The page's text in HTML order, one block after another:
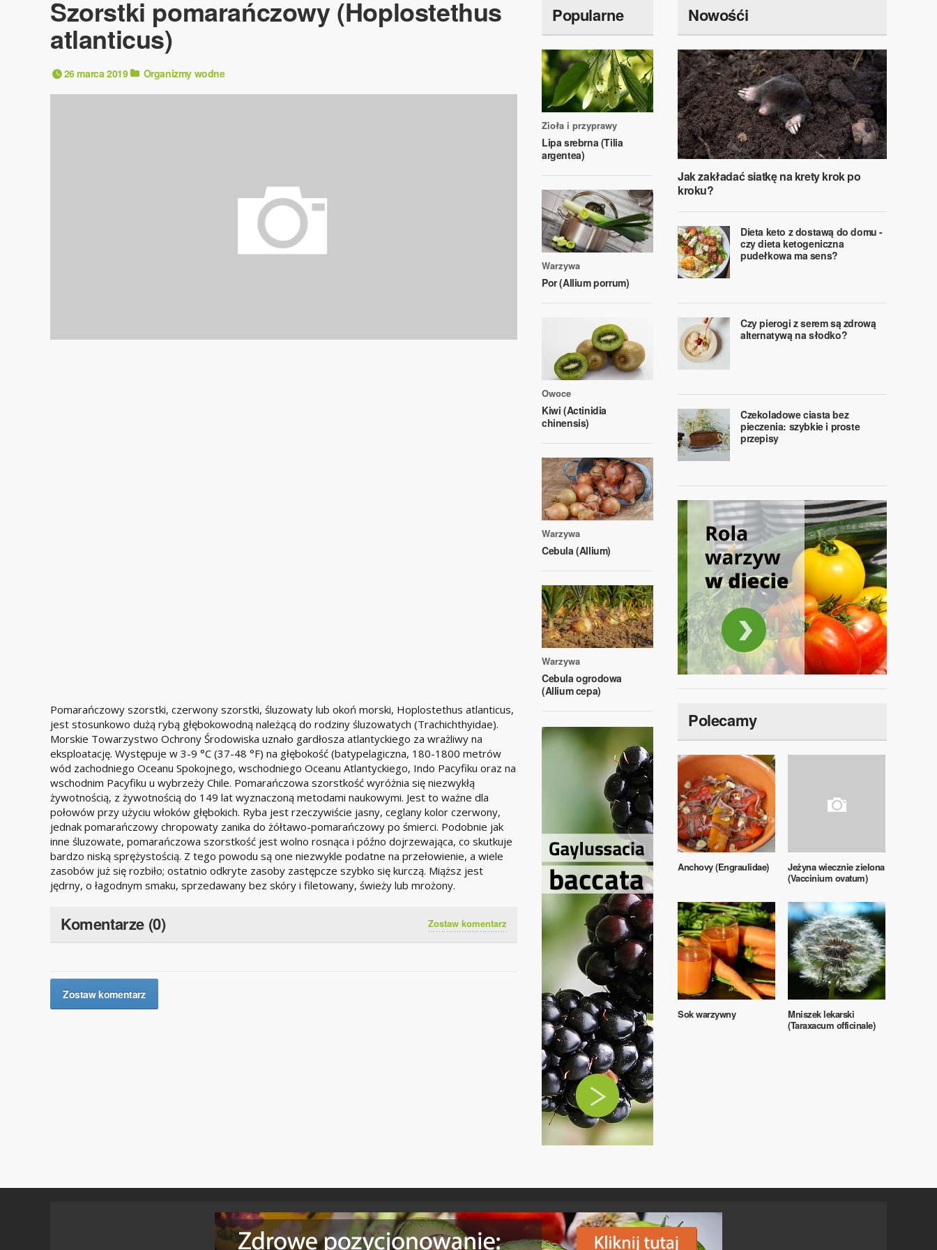
Szorstki pomarańczowy (Hoplostethus
atlanticus)
26 marca 2019 Organizmy wodne
Pomarańczowy szorstki, czerwony szorstki, śluzowaty lub okoń morski, Hoplostethus atlanticus,
jest stosunkowo dużą rybą głębokowodną należącą do rodziny śluzowatych (Trachichthyidae).
Morskie Towarzystwo Ochrony Środowiska uznało gardłosza atlantyckiego za wrażliwy na
eksploatację. Występuje w 3-9 °C (37-48 °F) na głębokość (batypelagiczna, 180-1800 metrów
wód zachodniego Oceanu Spokojnego, wschodniego Oceanu Atlantyckiego, Indo Pacyfiku oraz na
wschodnim Pacyfiku u wybrzeży Chile. Pomarańczowa szorstkość wyróżnia się niezwykłą
żywotnością, z żywotnością do 149 lat wyznaczoną metodami naukowymi. Jest to ważne dla
połowów przy użyciu włoków głębokich. Ryba jest rzeczywiście jasny, ceglany kolor czerwony,
jednak pomarańczowy chropowaty zanika do żółtawo-pomarańczowy po śmierci. Podobnie jak
inne śluzowate, pomarańczowa szorstkość jest wolno rosnąca i późno dojrzewająca, co skutkuje
bardzo niską sprężystością. Z tego powodu są one niezwykle podatne na przełowienie, a wiele
zasobów już się rozbiło; ostatnio odkryte zasoby zastępcze szybko się kurczą. Miąższ jest
jędrny, o łagodnym smaku, sprzedawany bez skóry i filetowany, świeży lub mrożony.
Komentarze (0) Zostaw komentarz
Zostaw komentarz
Popularne
Zioła i przyprawy
Lipa srebrna (Tilia
argentea)
Warzywa
Por (Allium porrum)
Owoce
Kiwi (Actinidia
chinensis)
Warzywa
Cebula (Allium)
Warzywa
Cebula ogrodowa
(Allium cepa)
Nowośći
Jak zakładać siatkę na krety krok po
kroku?
Dieta keto z dostawą do domu -
czy dieta ketogeniczna
pudełkowa ma sens?
Czy pierogi z serem są zdrową
alternatywą na słodko?
Czekoladowe ciasta bez
pieczenia: szybkie i proste
przepisy
Polecamy
Anchovy (Engraulidae)
Jeżyna wiecznie zielona
(Vaccinium ovatum)
Sok warzywny
Mniszek lekarski
(Taraxacum officinale)